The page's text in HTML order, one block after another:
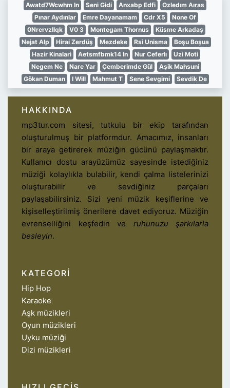
Awatd7Wcwhm In Seni Gidi Anxabp Edfi
Ozledım Aıras
Pınar Aydınlar
Emre Dayanamam Cdr X5
None Of
0Nrcrvzllqk
V0 3 Montegam Thornus
Küsme Arkadaş
Nejat Alp
Hirai Zerdüş Mezdeke Rsi Unisma
Boşu Boşua
Hazir Kinalari
Aetsmfbmk14 In Nur Ceferlı
Uzi Moti
Negem Ne
Nare Yar Çemberimde Gül
Aşik Mahsuni
Gökan Duman
I Will Mahmut T Sene Sevgimi Sevdik De
HAKKINDA
mp3tur.com sitesi, tutkulu bir ekip tarafından
oluşturulmuş bir platformdur. Amacımız, insanları
bir araya getirerek müziğin gücünü paylaşmaktır.
Kullanıcı dostu arayüzümüz sayesinde istediğiniz
müziği kolaylıkla bulabilir, kendi çalma listelerinizi
oluşturabilir ve sevdiğiniz parçaları
paylaşabilirsiniz. Sizi yeni müzik keşiflerine ve
kişiselleştirilmiş önerilere davet ediyoruz. Müziğin
evrenselliğini keşfedin ve ruhunuzu şarkılarla
besleyin.
KATEGORI
Hip Hop
Karaoke
Aşk müzikleri
Oyun müzikleri
Uyku müziği
Dizi müzikleri